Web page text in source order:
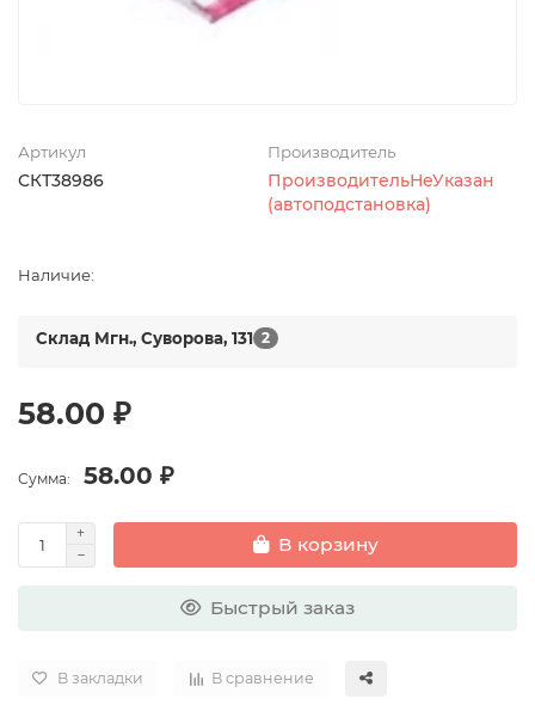
Артикул
СКТ38986
Производитель
ПроизводительНеУказан
(автоподстановка)
Наличие:
Склад Мгн., Суворова, 131 2
58.00 ₽
Сумма: 58.00 ₽
В корзину
Быстрый заказ
В закладки В сравнение